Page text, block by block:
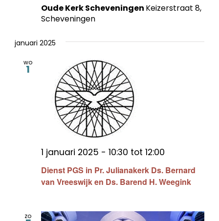
Oude Kerk Scheveningen Keizerstraat 8,
Scheveningen
januari 2025
wo
1
Dienst PGS in Pr. Julianakerk Ds. Bernard
van Vreeswijk en Ds. Barend H. Weegink
1 januari 2025 - 10:30 tot 12:00
zo